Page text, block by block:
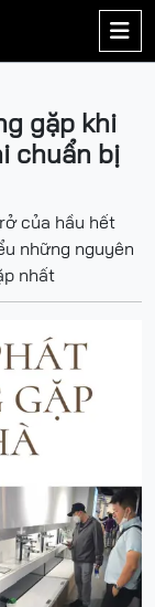

gặp khi
chuẩn bị
của hầu hết
những nguyên
nhất